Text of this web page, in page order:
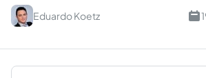
Eduardo Koetz